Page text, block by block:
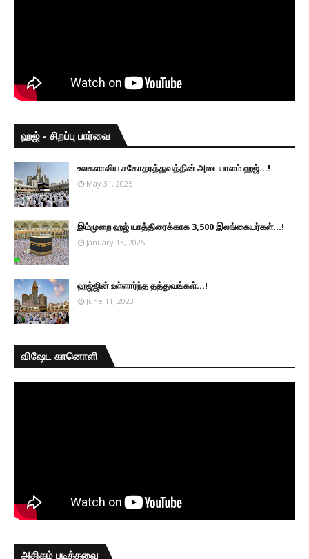
ஹஜ் - சிறப்பு பார்வை
உலகளாவிய சகோதரத்துவத்தின் அடையாளம் ஹஜ்...!
May 31, 2025
இம்முறை ஹஜ் யாத்திரைக்காக 3,500 இலங்கையர்கள்...!
January 13, 2025
ஹஜ்ஜின் உள்ளார்ந்த தத்துவங்கள்...!
June 11, 2023
விஷேட கானொளி
அதிகம் படித்தவை